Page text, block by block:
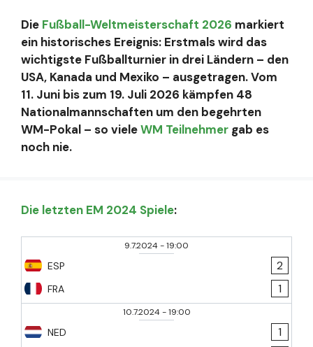
Die Fußball-Weltmeisterschaft 2026 markiert
ein historisches Ereignis: Erstmals wird das
wichtigste Fußballturnier in drei Ländern – den
USA, Kanada und Mexiko – ausgetragen. Vom
11. Juni bis zum 19. Juli 2026 kämpfen 48
Nationalmannschaften um den begehrten
WM-Pokal – so vieleWM Teilnehmer gab es
noch nie.
Die letzten EM 2024 Spiele:
9.7.2024-19:00
ESP
FRA
2
1
10.7.2024-19:00
NED
1